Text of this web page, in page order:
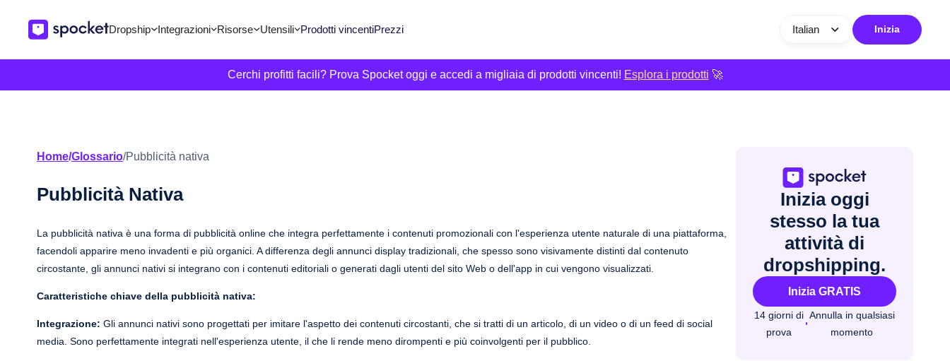
Dropship Integrazioni Risorse Utensili Prodotti vincentiPrezzi Italian Inizia
Cerchi profitti facili? Prova Spocket oggi e accedi a migliaia di prodotti vincenti! Esplora i prodotti 🚀
Home/Glossario/Pubblicità nativa
Pubblicità Nativa
La pubblicità nativa è una forma di pubblicità online che integra perfettamente i contenuti promozionali con l'esperienza utente naturale di una piattaforma,
facendoli apparire meno invadenti e più organici. A differenza degli annunci display tradizionali, che spesso sono visivamente distinti dal contenuto
circostante, gli annunci nativi si integrano con i contenuti editoriali o generati dagli utenti del sito Web o dell'app in cui vengono visualizzati.
Caratteristiche chiave della pubblicità nativa:
Integrazione: Gli annunci nativi sono progettati per imitare l'aspetto dei contenuti circostanti, che si tratti di un articolo, di un video o di un feed di social
media. Sono perfettamente integrati nell'esperienza utente, il che li rende meno dirompenti e più coinvolgenti per il pubblico.
Inizia oggi
stesso la tua
attività di
dropshipping.
Inizia GRATIS
14 giorni di
prova
Annulla in qualsiasi
momento